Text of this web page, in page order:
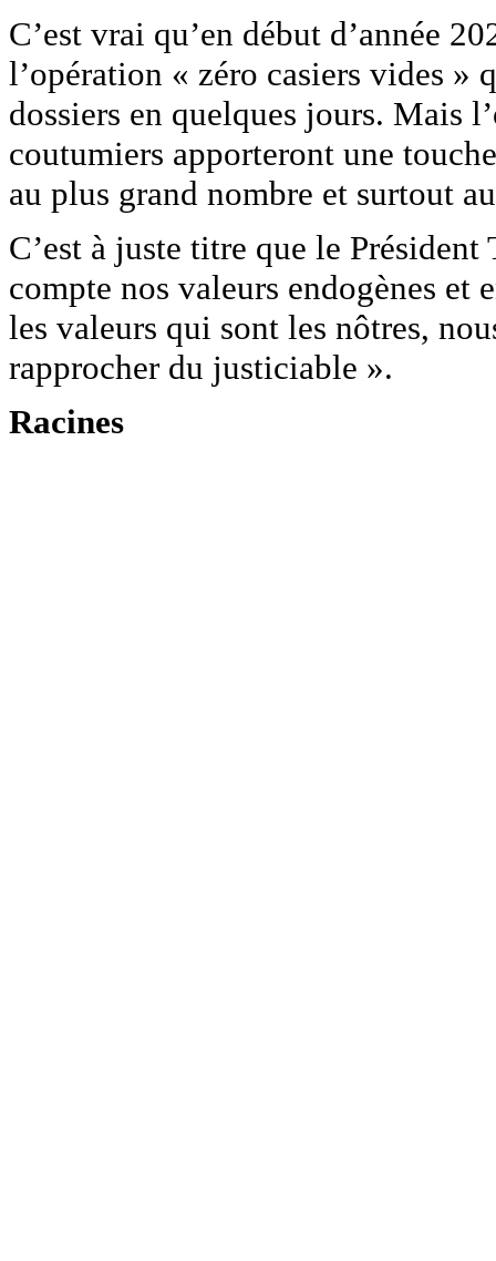
C’est vrai qu’en début d’année
l’opération « zéro casiers vides »
dossiers en quelques jours. Mais
coutumiers apporteront une
au plus grand nombre et surtout
C’est à juste titre que le
compte nos valeurs endogènes
les valeurs qui sont les nôtres,
rapprocher du justiciable ».
Racines